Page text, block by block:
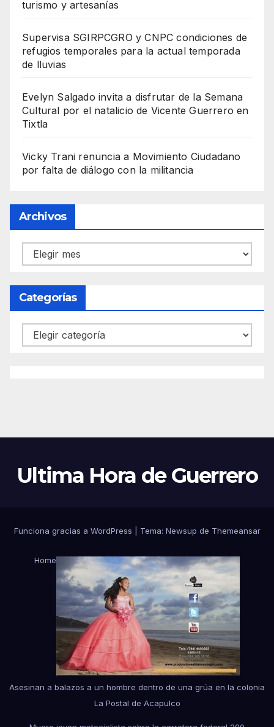
turismo y artesanías
Supervisa SGIRPCGRO y CNPC condiciones de
refugios temporales para la actual temporada
de lluvias
Evelyn Salgado invita a disfrutar de la Semana
Cultural por el natalicio de Vicente Guerrero en
Tixtla
Vicky Trani renuncia a Movimiento Ciudadano
por falta de diálogo con la militancia
Archivos
Archivos
Categorías
Categorías
Ultima Hora de Guerrero
Funciona gracias a WordPress Tema: Newsup de Themeansar
Home
Asesinan a balazos a un hombre dentro de una grúa en la colonia
La Postal de Acapulco